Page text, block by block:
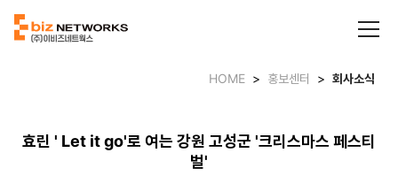
HOME > 홍보센터 > 회사소식
효린 ' Let it go'로 여는 강원 고성군 '크리스마스 페스티
벌'